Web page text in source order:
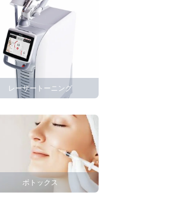
レーザートーニング
ボトックス